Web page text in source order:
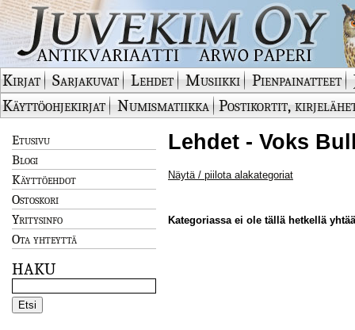
Kirjat Sarjakuvat Lehdet Musiikki Pienpainatteet
Käyttöohjekirjat
Numismatiikka Postikortit,
Etusivu
Blogi
Käyttöehdot
Ostoskori
Yritysinfo
Ota yhteyttä
HAKU
Lehdet - Voks
Näytä / piilota alakategoriat
Kategoriassa ei ole tällä hetkellä